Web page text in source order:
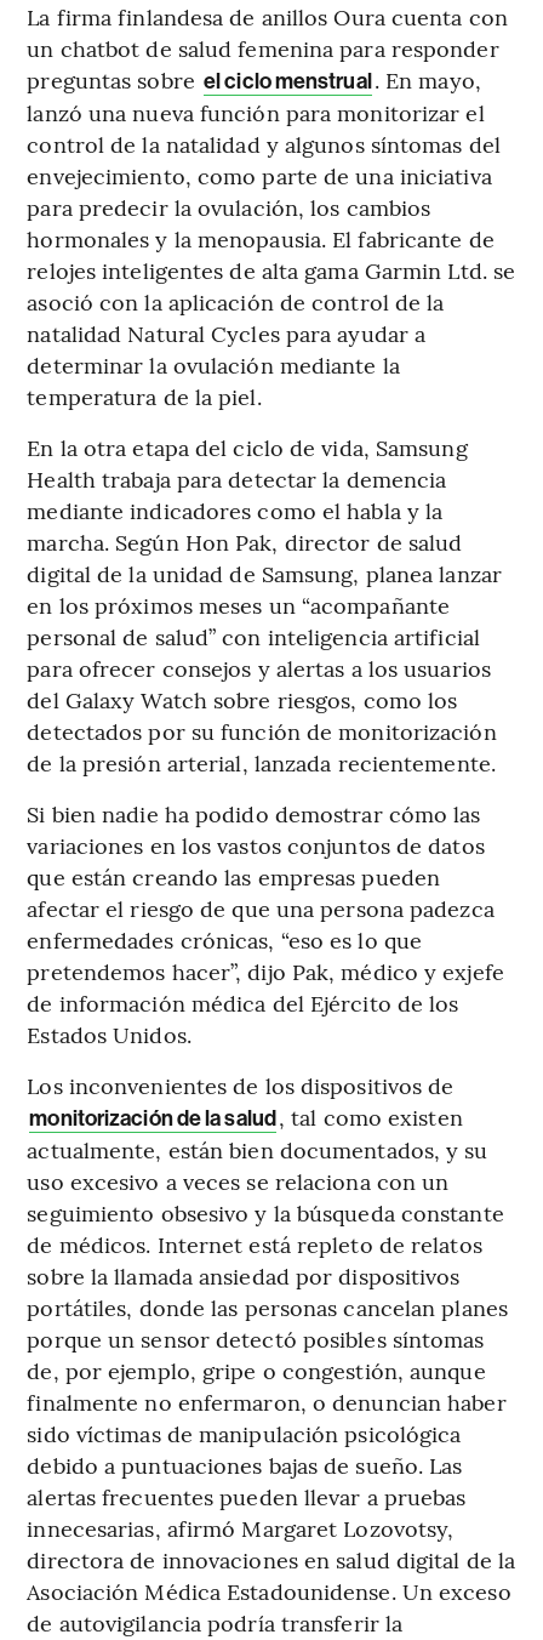
La firma finlandesa de anillos Oura cuenta con
un chatbot de salud femenina para responder
preguntas sobre el ciclo menstrual. En mayo,
lanzó una nueva función para monitorizar el
control de la natalidad y algunos síntomas del
envejecimiento, como parte de una iniciativa
para predecir la ovulación, los cambios
hormonales y la menopausia. El fabricante de
relojes inteligentes de alta gama Garmin Ltd. se
asoció con la aplicación de control de la
natalidad Natural Cycles para ayudar a
determinar la ovulación mediante la
temperatura de la piel.
En la otra etapa del ciclo de vida, Samsung
Health trabaja para detectar la demencia
mediante indicadores como el habla y la
marcha. Según Hon Pak, director de salud
digital de la unidad de Samsung, planea lanzar
en los próximos meses un “acompañante
personal de salud” con inteligencia artificial
para ofrecer consejos y alertas a los usuarios
del Galaxy Watch sobre riesgos, como los
detectados por su función de monitorización
de la presión arterial, lanzada recientemente.
Si bien nadie ha podido demostrar cómo las
variaciones en los vastos conjuntos de datos
que están creando las empresas pueden
afectar el riesgo de que una persona padezca
enfermedades crónicas, “eso es lo que
pretendemos hacer”, dijo Pak, médico y exjefe
de información médica del Ejército de los
Estados Unidos.
Los inconvenientes de los dispositivos de
monitorización de la salud, tal como existen
actualmente, están bien documentados, y su
uso excesivo a veces se relaciona con un
seguimiento obsesivo y la búsqueda constante
de médicos. Internet está repleto de relatos
sobre la llamada ansiedad por dispositivos
portátiles, donde las personas cancelan planes
porque un sensor detectó posibles síntomas
de, por ejemplo, gripe o congestión, aunque
finalmente no enfermaron, o denuncian haber
sido víctimas de manipulación psicológica
debido a puntuaciones bajas de sueño. Las
alertas frecuentes pueden llevar a pruebas
innecesarias, afirmó Margaret Lozovotsy,
directora de innovaciones en salud digital de la
Asociación Médica Estadounidense. Un exceso
de autovigilancia podría transferir la